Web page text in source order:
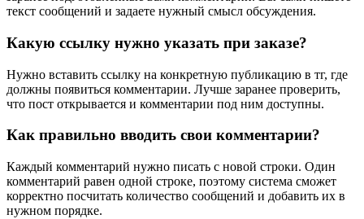
текст сообщений и задаете нужный смысл обсуждения.
Какую ссылку нужно указать при заказе?
Нужно вставить ссылку на конкретную публикацию в тг, где
должны появиться комментарии. Лучше заранее проверить,
что пост открывается и комментарии под ним доступны.
Как правильно вводить свои комментарии?
Каждый комментарий нужно писать с новой строки. Один
комментарий равен одной строке, поэтому система сможет
корректно посчитать количество сообщений и добавить их в
нужном порядке.